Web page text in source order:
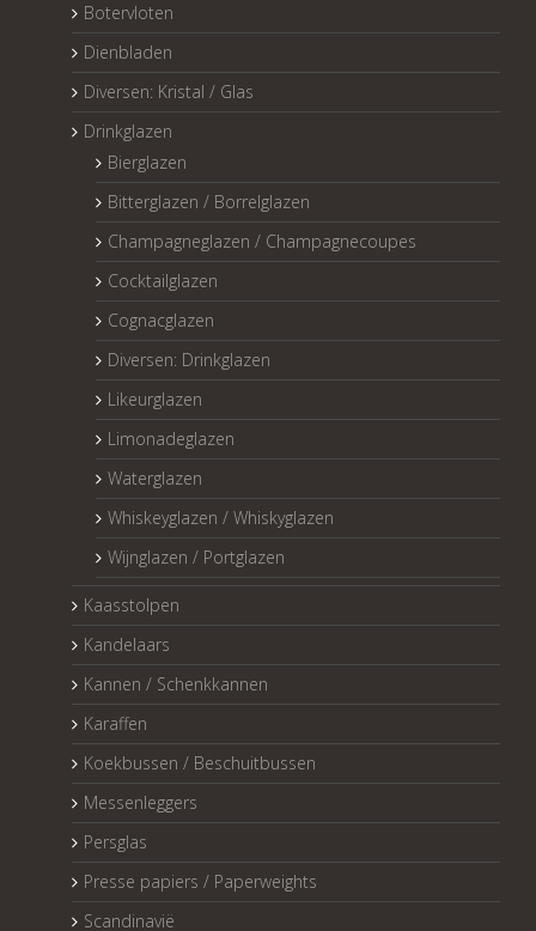
Botervloten
Dienbladen
Diversen: Kristal / Glas
Drinkglazen
Bierglazen
Bitterglazen / Borrelglazen
Champagneglazen / Champagnecoupes
Cocktailglazen
Cognacglazen
Diversen: Drinkglazen
Likeurglazen
Limonadeglazen
Waterglazen
Whiskeyglazen / Whiskyglazen
Wijnglazen / Portglazen
Kaasstolpen
Kandelaars
Kannen / Schenkkannen
Karaffen
Koekbussen / Beschuitbussen
Messenleggers
Persglas
Presse papiers / Paperweights
Scandinavië